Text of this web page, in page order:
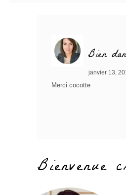
Bien
janvier 13,
Merci cocotte
Bienvenue